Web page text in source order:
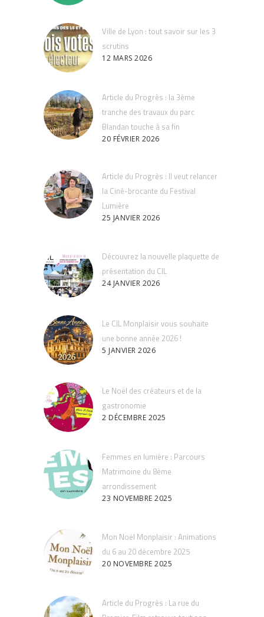
Ville de Lyon : tout savoir sur les 3
scrutins
12 MARS 2026
Article du Progrès : la 3ème
tranche des travaux du parc
Blandan touche à sa fin
20 FÉVRIER 2026
Article du Progrès : Il veut relancer
la Ciné-brocante du Festival
Lumière
25 JANVIER 2026
Découvrez la nouvelle plaquette de
présentation du CIL
24 JANVIER 2026
Le CIL Monplaisir vous souhaite
une bonne année 2026 !
5 JANVIER 2026
Le Noël des créateurs et de la
gastronomie
2 DÉCEMBRE 2025
Femmes en lumière : Parcours
Matrimoine du 8ème
arrondissement
23 NOVEMBRE 2025
Mon Noël Monplaisir : Animations
du 6 au 20 décembre 2025
20 NOVEMBRE 2025
Article du Progrès : La rue du